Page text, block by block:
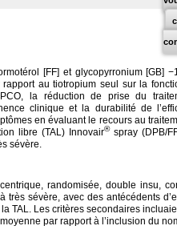
[FF] et glycopyrronium [GB]
au tiotropium seul sur la
la réduction de prise du
clinique et la durabilité de
en évaluant le recours au
libre (TAL) Innovair®spray (DPB/
sévère.
randomisée, double insu,
très sévère, avec des antécédents
TAL. Les critères secondaires
par rapport à l’inclusion du